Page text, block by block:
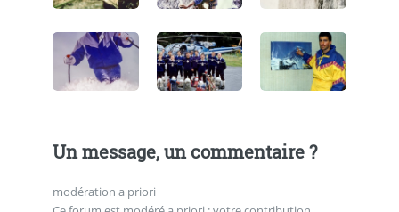
Un message, un commentaire ?
modération a priori